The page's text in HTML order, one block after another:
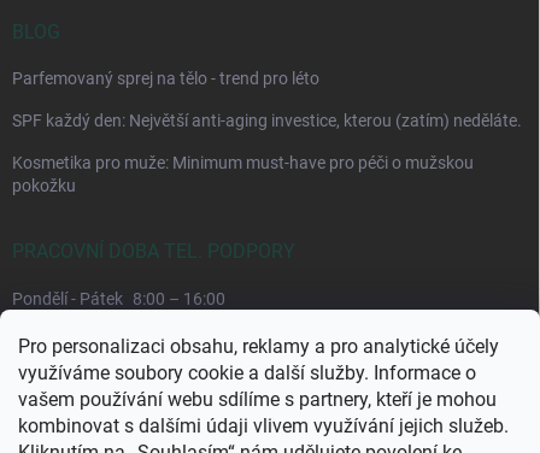
Pro personalizaci obsahu, reklamy a pro analytické účely
využíváme soubory cookie a další služby. Informace o
vašem používání webu sdílíme s partnery, kteří je mohou
kombinovat s dalšími údaji vlivem využívání jejich služeb.
BLOG
Parfemovaný sprej na tělo - trend pro léto
SPF každý den: Největší anti-aging investice, kterou (zatím) neděláte.
Kosmetika pro muže: Minimum must-have pro péči o mužskou
pokožku
PRACOVNÍ DOBA TEL. PODPORY
Pondělí - Pátek 8:00 – 16:00
Upřednostňujeme komunikaci e-mailem, požadavek můžeme lépe
dohledat.